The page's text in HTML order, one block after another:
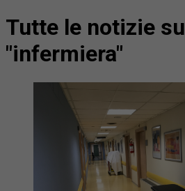
Tutte le notizie su
"infermiera"